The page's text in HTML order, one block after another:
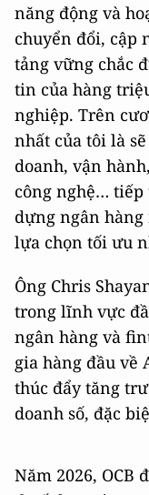
năng động và
chuyển đổi, cập
tảng vững chắc
tin của hàng
nghiệp. Trên
nhất của tôi là
doanh, vận
công nghệ… tiếp
dựng ngân
lựa chọn tối ưu
Ông Chris
trong lĩnh vực
ngân hàng và
gia hàng đầu về
thúc đẩy tăng
doanh số, đặc
Năm 2026,